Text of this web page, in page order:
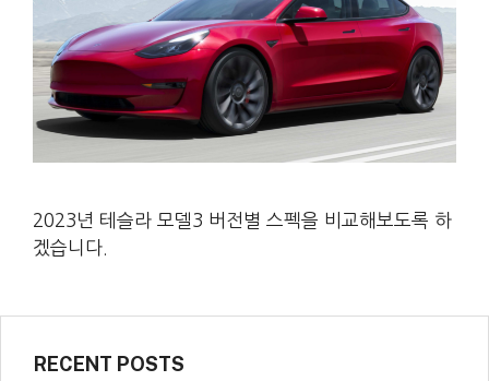
2023년 테슬라 모델3 버전별 스펙을 비교해보도록 하
겠습니다.
RECENT POSTS